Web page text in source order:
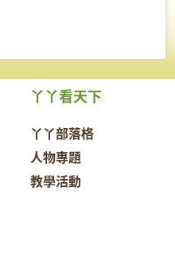
丫丫看天下
丫丫部落格
人物專題
教學活動